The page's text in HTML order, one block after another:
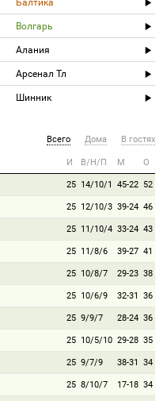
Балтика
Волгарь
Алания
Арсенал Тл
Шинник
Всего Дома В гостях
И В/Н/П М О
25 14/10/1 45-22 52
25 12/10/3 39-24 46
25 11/10/4 33-24 43
25 11/8/6 39-27 41
25 10/8/7 29-23 38
25 10/6/9 32-31 36
25 9/9/7 28-24 36
25 10/5/10 29-28 35
25 9/7/9 38-31 34
25 8/10/7 17-18 34